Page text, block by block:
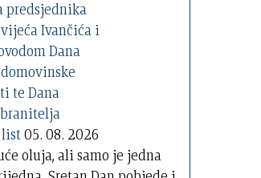
list05. 08. 2026
oluja, ali samo je jedna